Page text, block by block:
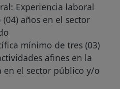
Experiencia laboral
años en el sector
mínimo de tres (03)
afines en la
el sector público y/o